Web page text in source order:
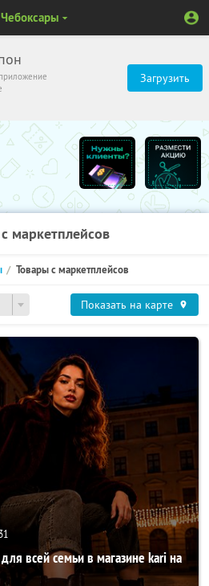
Загрузить
Чебоксары
маркетплейсов
Товары с маркетплейсов
Показать на карте
31
всей семьи в магазине kari на